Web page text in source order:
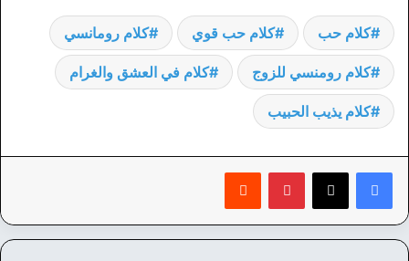
كلام حب كلام حب قوي كلام رومانسي
كلام رومنسي للزوج كلام في العشق والغرام
كلام يذيب الحبيب
بينتيريست